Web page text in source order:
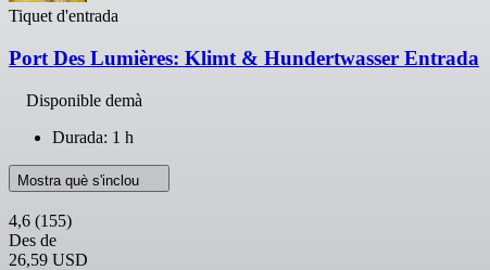
Tiquet d'entrada
Port Des Lumières: Klimt & Hundertwasser Entrada
Disponible demà
Durada: 1 h
Mostra què s'inclou
4,6 (155)
Des de
26,59 USD